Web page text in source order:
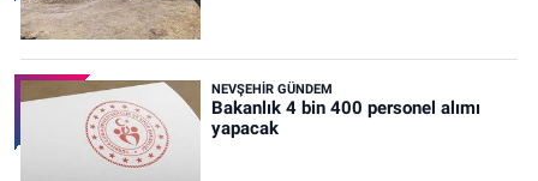
NEVŞEHIR GÜNDEM
Bakanlık 4 bin 400 personel alımı
yapacak